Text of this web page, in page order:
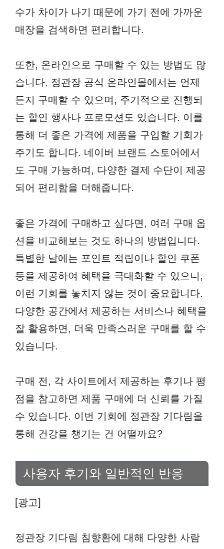
수가 차이가 나기 때문에 가기 전에 가까운
매장을 검색하면 편리합니다.
또한, 온라인으로 구매할 수 있는 방법도 많
습니다. 정관장 공식 온라인몰에서는 언제
든지 구매할 수 있으며, 주기적으로 진행되
는 할인 행사나 프로모션도 있습니다. 이를
통해 더 좋은 가격에 제품을 구입할 기회가
주기도 합니다. 네이버 브랜드 스토어에서
도 구매 가능하며, 다양한 결제 수단이 제공
되어 편리함을 더해줍니다.
좋은 가격에 구매하고 싶다면, 여러 구매 옵
션을 비교해보는 것도 하나의 방법입니다.
특별한 날에는 포인트 적립이나 할인 쿠폰
등을 제공하여 혜택을 극대화할 수 있으니,
이런 기회를 놓치지 않는 것이 중요합니다.
다양한 공간에서 제공하는 서비스나 혜택을
잘 활용하면, 더욱 만족스러운 구매를 할 수
있습니다.
구매 전, 각 사이트에서 제공하는 후기나 평
점을 참고하면 제품 구매에 더 신뢰를 가질
수 있습니다. 이번 기회에 정관장 기다림을
통해 건강을 챙기는 건 어떨까요?
사용자 후기와 일반적인 반응
[광고]
정관장 기다림 침향환에 대해 다양한 사람